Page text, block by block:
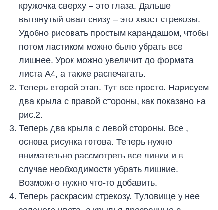
кружочка сверху – это глаза. Дальше
вытянутый овал снизу – это хвост стрекозы.
Удобно рисовать простым карандашом, чтобы
потом ластиком можно было убрать все
лишнее. Урок можно увеличит до формата
листа А4, а также распечатать.
Теперь второй этап. Тут все просто. Нарисуем
два крыла с правой стороны, как показано на
рис.2.
Теперь два крыла с левой стороны. Все ,
основа рисунка готова. Теперь нужно
внимательно рассмотреть все линии и в
случае необходимости убрать лишние.
Возможно нужно что-то добавить.
Теперь раскрасим стрекозу. Туловище у нее